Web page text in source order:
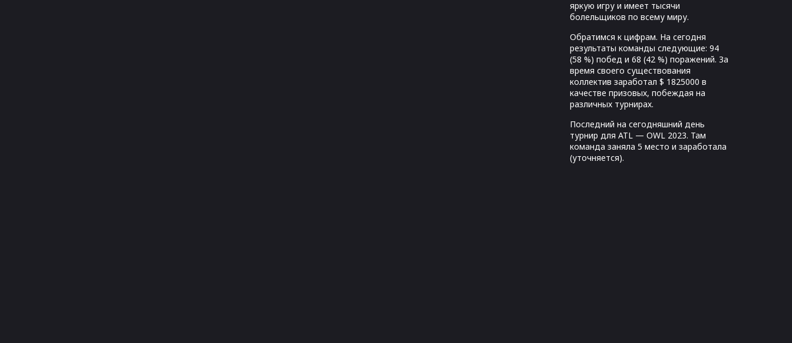
яркую игру и имеет тысячи
болельщиков по всему миру.
Обратимся к цифрам. На сегодня
результаты команды следующие: 94
(58 %) побед и 68 (42 %) поражений. За
время своего существования
коллектив заработал $ 1825000 в
качестве призовых, побеждая на
различных турнирах.
Последний на сегодняшний день
турнир для ATL — OWL 2023. Там
команда заняла 5 место и заработала
(уточняется).